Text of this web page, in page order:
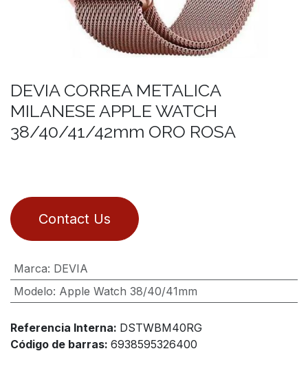
DEVIA CORREA METALICA
MILANESE APPLE WATCH
38/40/41/42mm ORO ROSA
Contact Us
Marca: DEVIA
Modelo: Apple Watch 38/40/41mm
Referencia Interna: DSTWBM40RG
Código de barras: 6938595326400